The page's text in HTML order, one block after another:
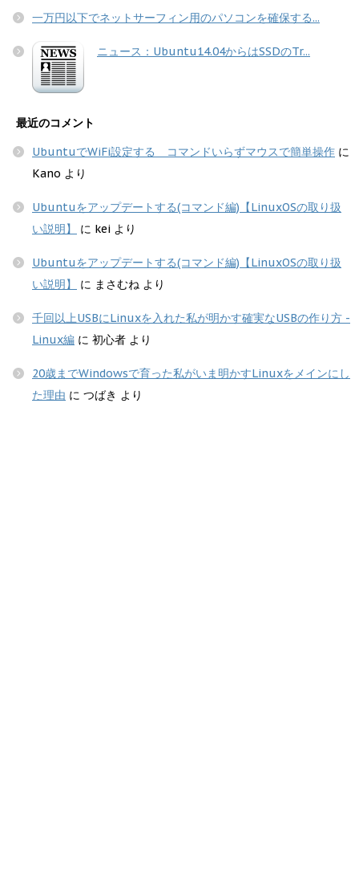
一万円以下でネットサーフィン用のパソコンを確保する...
ニュース：Ubuntu14.04からはSSDのTr...
最近のコメント
UbuntuでWiFi設定する コマンドいらずマウスで簡単操作 に
Kano より
Ubuntuをアップデートする(コマンド編)【LinuxOSの取り扱
い説明】
に kei より
Ubuntuをアップデートする(コマンド編)【LinuxOSの取り扱
い説明】
に まさむね より
千回以上USBにLinuxを入れた私が明かす確実なUSBの作り方 -
Linux編 に 初心者 より
20歳までWindowsで育った私がいま明かすLinuxをメインにし
た理由 に つばき より